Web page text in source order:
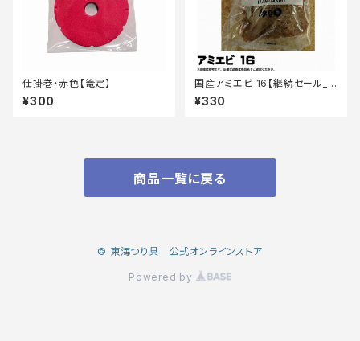
仕掛巻・赤色【篭定】
¥300
国産アミエビ 16【継続セール_
エサ】
¥330
商品一覧に戻る
© 東海つり具 公式オンラインストア
Powered by